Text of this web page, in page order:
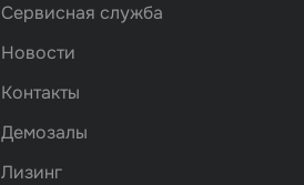
Сервисная служба
Новости
Контакты
Демозалы
Лизинг